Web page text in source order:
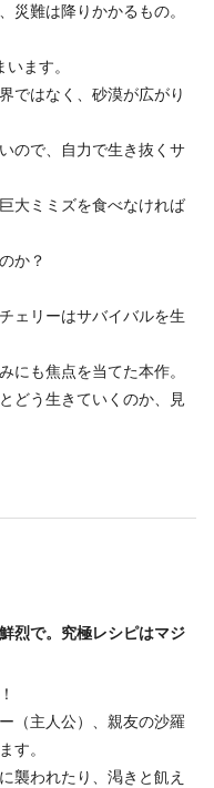
災難は降りかかるもの。
ます。
ではなく、砂漠が広がり
ので、自力で生き抜くサ
大ミミズを食べなければ
か？
ェリーはサバイバルを生
にも焦点を当てた本作。
どう生きていくのか、見
烈で。究極レシピはマジ
（主人公）、親友の沙羅
す。
襲われたり、渇きと飢え